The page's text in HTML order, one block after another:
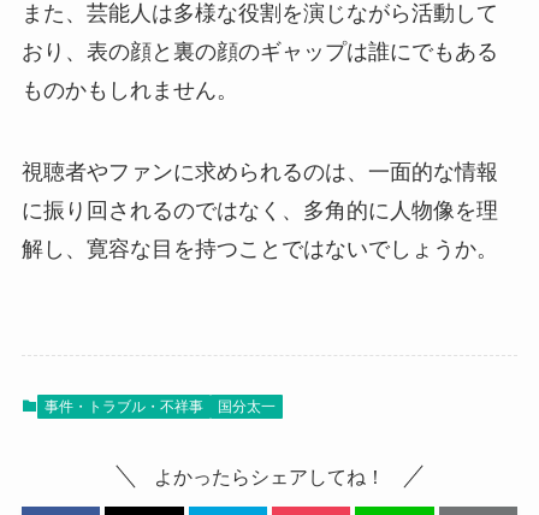
また、芸能人は多様な役割を演じながら活動して
おり、表の顔と裏の顔のギャップは誰にでもある
ものかもしれません。
視聴者やファンに求められるのは、一面的な情報
に振り回されるのではなく、多角的に人物像を理
解し、寛容な目を持つことではないでしょうか。
事件・トラブル・不祥事 国分太一
よかったらシェアしてね！